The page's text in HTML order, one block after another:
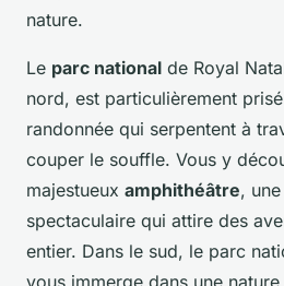
nature.
Le parc national de Royal
nord, est particulièrement
randonnée qui serpentent à
couper le souffle. Vous y
majestueux amphithéâtre,
spectaculaire qui attire des
entier. Dans le sud, le parc